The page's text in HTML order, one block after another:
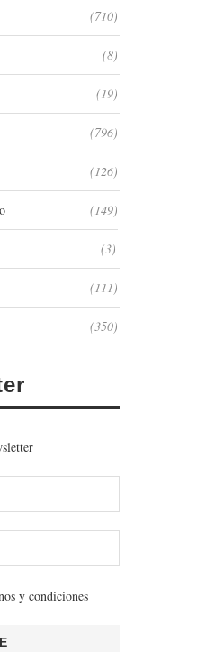
(710)
(8)
(19)
(796)
(126)
(149)
(3)
(111)
(350)
y condiciones